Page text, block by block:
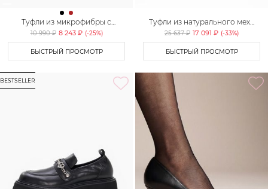
Туфли из микрофибры с
ремешками Lera Nena Unreal
10 990 ₽ 8 243 ₽ (-25%)
БЫСТРЫЙ ПРОСМОТР
Туфли из натурального меха
Lera Nena
25 637 ₽ 17 091 ₽ (-33%)
БЫСТРЫЙ ПРОСМОТР
BESTSELLER